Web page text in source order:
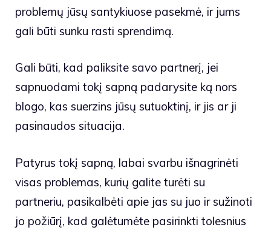
problemų jūsų santykiuose pasekmė, ir jums
gali būti sunku rasti sprendimą.
Gali būti, kad paliksite savo partnerį, jei
sapnuodami tokį sapną padarysite ką nors
blogo, kas suerzins jūsų sutuoktinį, ir jis ar ji
pasinaudos situacija.
Patyrus tokį sapną, labai svarbu išnagrinėti
visas problemas, kurių galite turėti su
partneriu, pasikalbėti apie jas su juo ir sužinoti
jo požiūrį, kad galėtumėte pasirinkti tolesnius